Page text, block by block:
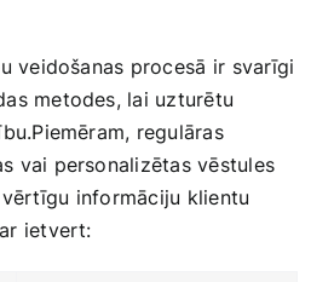
veidošanas procesā ⁣ir svarīgi
metodes, lai uzturētu
regulāras
vai personalizētas vēstules
informāciju klientu
ietvert: